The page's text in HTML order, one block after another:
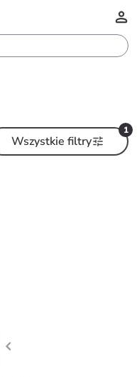
1
Wszystkie filtry